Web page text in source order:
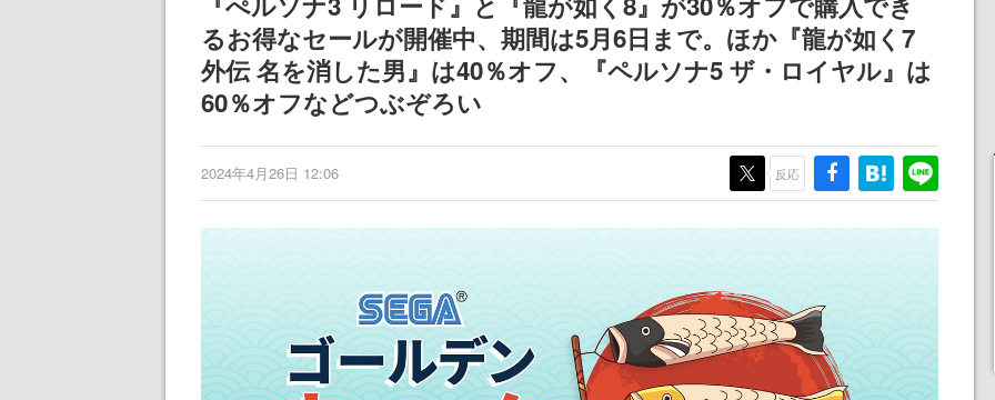
ディレクターの浜口直樹
氏が登壇する予定
るお得なセールが開催中、期間は5月6日まで。ほか『龍が如く7
外伝 名を消した男』は40％オフ、『ペルソナ5 ザ・ロイヤル』は
60％オフなどつぶぞろい
2024年4月26日 12:06 反応